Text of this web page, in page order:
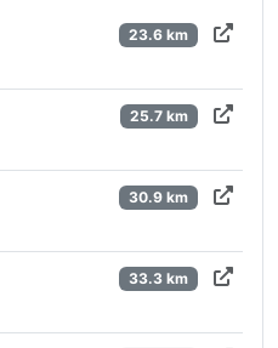
23.6 km
25.7 km
30.9 km
33.3 km